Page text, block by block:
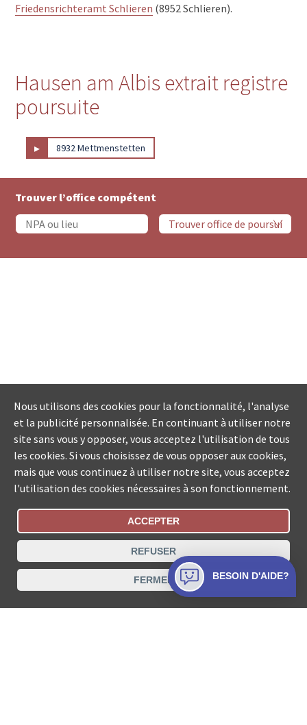
Friedensrichteramt Schlieren (8952 Schlieren).
Hausen am Albis extrait registre
poursuite
▸ 8932 Mettmenstetten
Trouver l’office compétent
Statut De La Commande
Recherche des offices de Suisse
Protection des données Mentions légales
Conditions d’utilisation Contact
Nous utilisons des cookies pour la fonctionnalité, l'analyse
et la publicité personnalisée. En continuant à utiliser notre
site sans vous y opposer, vous acceptez l'utilisation de tous
les cookies. Si vous choisissez de vous opposer aux cookies,
mais que vous continuez à utiliser notre site, vous acceptez
l'utilisation des cookies nécessaires à son fonctionnement.
ACCEPTER
REFUSER
FERMER BESOIN D'AIDE?